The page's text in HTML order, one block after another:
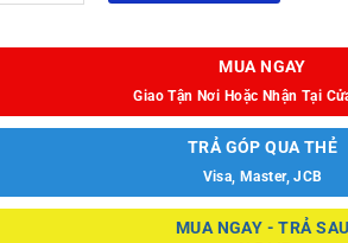
MUA NGAY
Giao Tận Nơi Hoặc Nhận Tại
TRẢ GÓP QUA THẺ
Visa, Master, JCB
MUA NGAY - TRẢ SAU